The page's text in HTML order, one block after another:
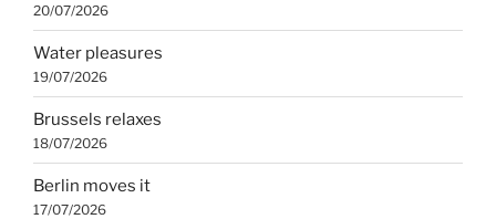
20/07/2026
Water pleasures
19/07/2026
Brussels relaxes
18/07/2026
Berlin moves it
17/07/2026